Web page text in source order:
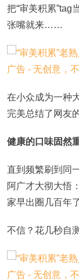
把“审美积累”tag
张嘴就来……
在小众成为一种
完美总结了网友
健康的口味固然
直到频繁刷到同
阿广才大彻大悟
家早出圈几百年了
不信？花几秒自